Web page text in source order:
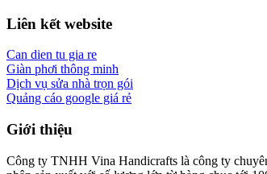
Liên kết website
Can dien tu gia re
Giàn phơi thông minh
Dịch vụ sửa nhà trọn gói
Quảng cáo google giá rẻ
Giới thiệu
Công ty TNHH Vina Handicrafts là công ty